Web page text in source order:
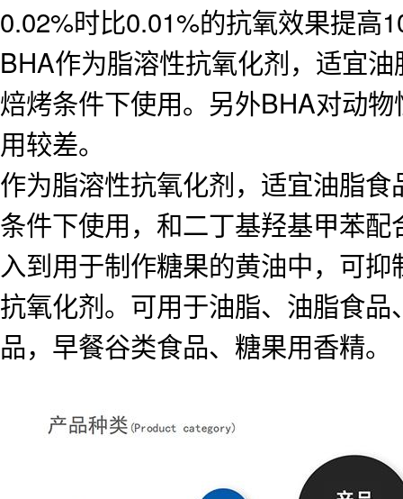
0.02%时比0.01%的抗氧效果提高
BHA作为脂溶性抗氧化剂，适宜
焙烤条件下使用。另外BHA对动
用较差。
作为脂溶性抗氧化剂，适宜油脂
条件下使用，和二丁基羟基甲苯
入到用于制作糖果的黄油中，可抑
抗氧化剂。可用于油脂、油脂食
品，早餐谷类食品、糖果用香精。